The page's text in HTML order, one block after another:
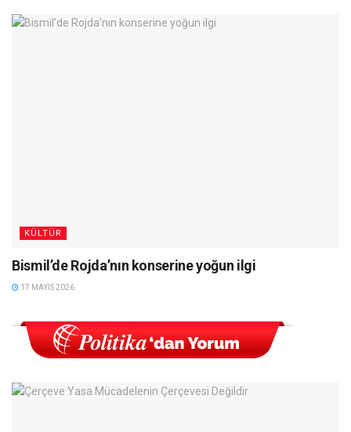
KÜLTÜR
Bismil’de Rojda’nın konserine yoğun ilgi
17 MAYIS 2026